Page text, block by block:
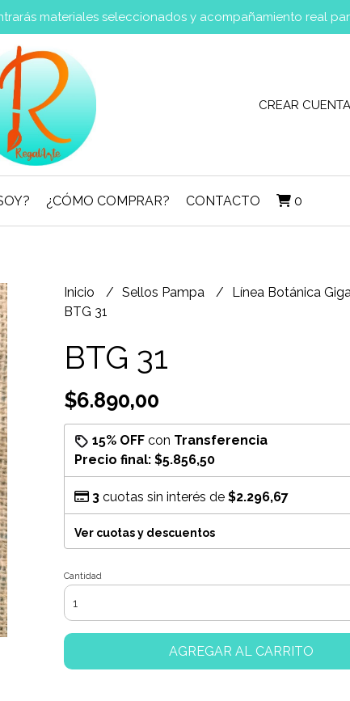
materiales seleccionados y acompañamiento real
CREAR CUENTA
¿CÓMO COMPRAR? CONTACTO 0
Inicio Sellos Pampa
Línea Botánica
BTG 31
BTG 31
$6.890,00
15% OFF con Transferencia
Precio final: $5.856,50
3 cuotas sin interés de $2.296,67
Ver cuotas y descuentos
Cantidad
AGREGAR AL CARRITO